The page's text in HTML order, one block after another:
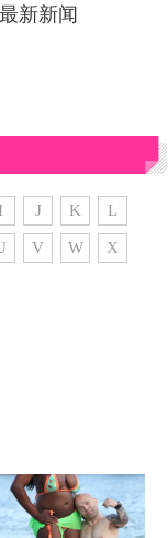
新新闻
I J K L
V W X